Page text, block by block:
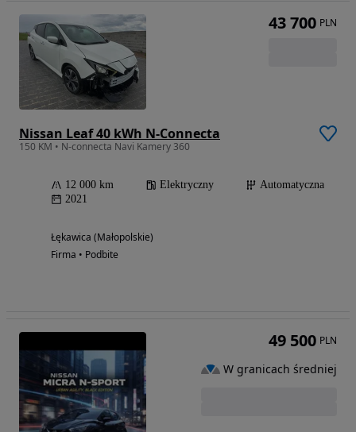
Nissan Leaf 40 kWh N-Connecta
150 KM • N-connecta Navi Kamery 360
12 000 km Elektryczny
Automatyczna
2021
Łękawica (Małopolskie)
Firma • Podbite
43 700 PLN
49 500 PLN
W granicach średniej